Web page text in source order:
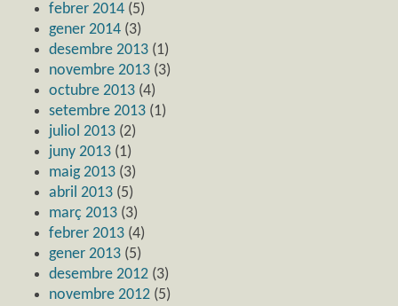
febrer 2014 (5)
gener 2014 (3)
desembre 2013 (1)
novembre 2013 (3)
octubre 2013 (4)
setembre 2013 (1)
juliol 2013 (2)
juny 2013 (1)
maig 2013 (3)
abril 2013 (5)
març 2013 (3)
febrer 2013 (4)
gener 2013 (5)
desembre 2012 (3)
novembre 2012 (5)